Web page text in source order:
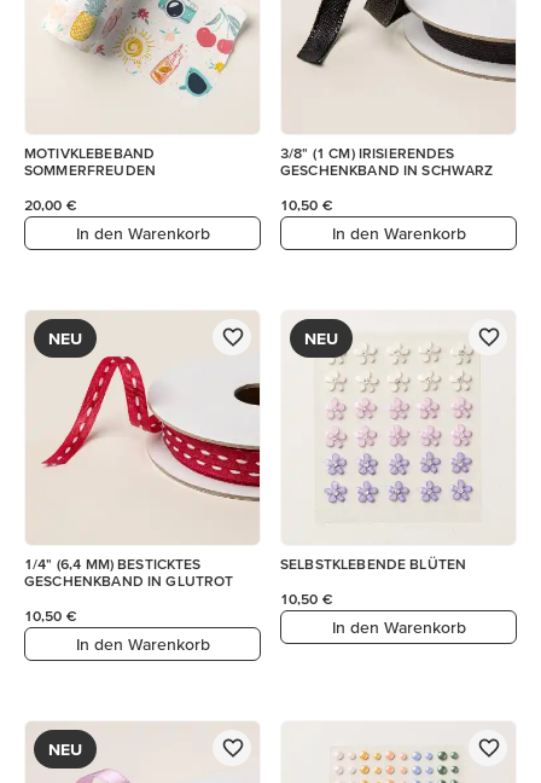
MOTIVKLEBEBAND
SOMMERFREUDEN
20,00 €
In den Warenkorb
3/8" (1 CM) IRISIERENDES
GESCHENKBAND IN SCHWARZ
10,50 €
In den Warenkorb
NEU
1/4" (6,4 MM) BESTICKTES
GESCHENKBAND IN GLUTROT
10,50 €
In den Warenkorb
NEU
SELBSTKLEBENDE BLÜTEN
10,50 €
In den Warenkorb
NEU